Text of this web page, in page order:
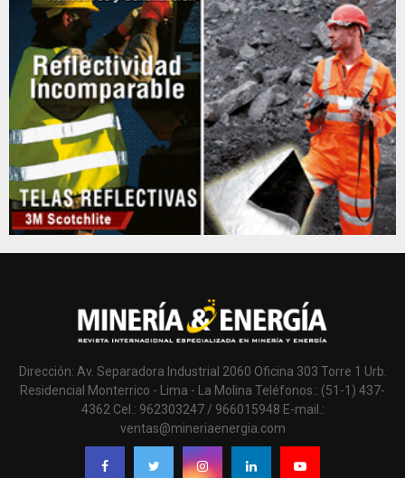
Dirección: Av. Separadora Industrial 2060 Oficina 303 Torre 1 Urb.
Residencial Monterrico - Lima - La Molina Teléfonos.: (51-1) 437-
4362 Cel.: 962303247 / 966015948 E-mail.:
ventas@mineriaenergia.com